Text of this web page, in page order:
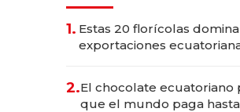
1. Estas 20 florícolas
exportaciones
2.El chocolate ecuatoriano
que el mundo paga hasta